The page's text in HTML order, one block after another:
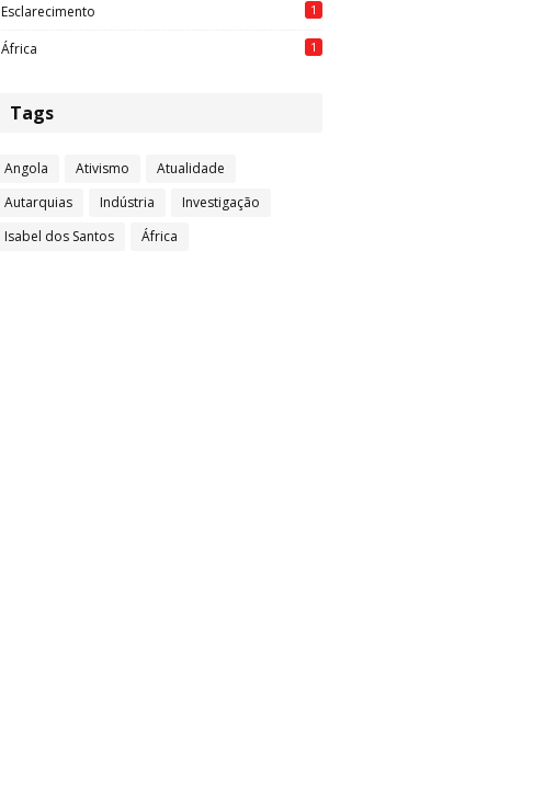
Esclarecimento 1
África 1
Tags
Angola Ativismo
Atualidade
Autarquias
Indústria
Investigação
Isabel dos Santos
África